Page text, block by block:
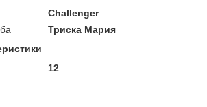
Challenger
Триска Мария
12